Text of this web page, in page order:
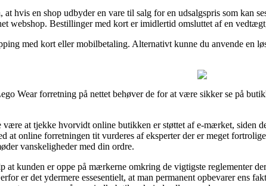
hvis en shop udbyder en vare til salg for en udsalgspris som kan
webshop. Bestillinger med kort er imidlertid omsluttet af en
med kort eller mobilbetaling. Alternativt kunne du anvende en
Wear forretning på nettet behøver de for at være sikker se på
være at tjekke hvorvidt online butikken er støttet af e-mærket, siden
at online forretningen tit vurderes af eksperter der er meget
vanskeligheder med din ordre.
at kunden er oppe på mærkerne omkring de vigtigste reglementer
er det ydermere essesentielt, at man permanent opbevarer ens